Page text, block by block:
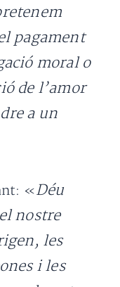
pagament
moral o
de l’amor
a un
«Déu
nostre
les
i les